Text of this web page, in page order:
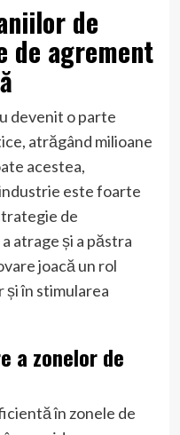
de
de agrement
devenit o parte
atrăgând milioane
acestea,
este foarte
de
atrage și a păstra
joacă un rol
în stimularea
a zonelor de
în zonele de